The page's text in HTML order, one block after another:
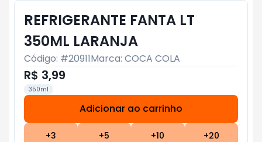
REFRIGERANTE FANTA LT
350ML LARANJA
Código: #20911Marca: COCA COLA
R$ 3,99
350ml
Adicionar ao carrinho
+3 +5 +10 +20